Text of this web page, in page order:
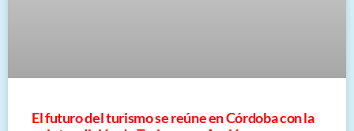
El futuro del turismo se reúne en Córdoba con la